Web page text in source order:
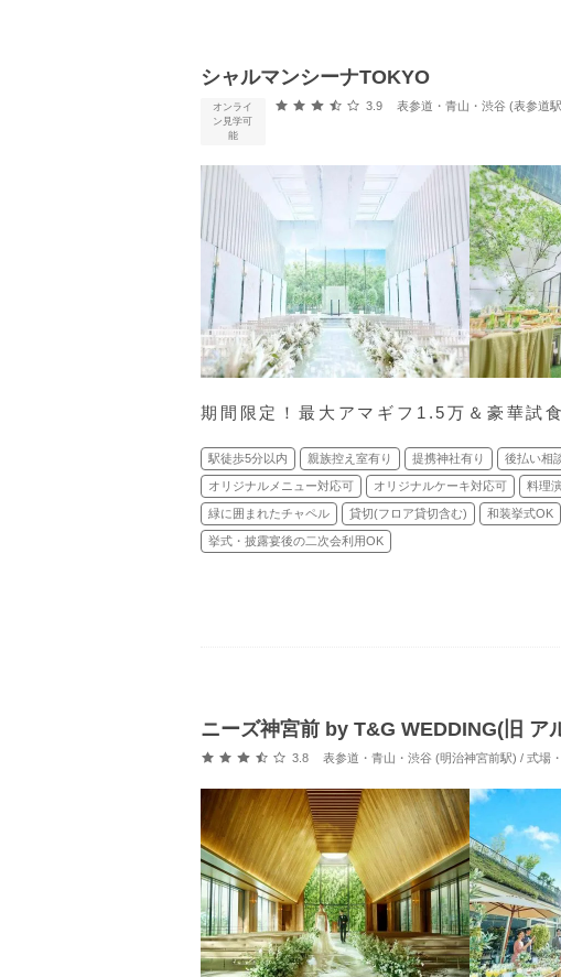
シャルマンシーナTOKYO
オンライ
ン見学可
能
口コミ評価
3.9 表参道・青山・渋谷 (表参道駅
期間限定！最大アマギフ1.5万＆豪華試
駅徒歩5分以内 親族控え室有り 提携神社有り 後払い相
オリジナルメニュー対応可 オリジナルケーキ対応可 料理
緑に囲まれたチャペル 貸切(フロア貸切含む) 和装挙式OK
挙式・披露宴後の二次会利用OK
ニーズ神宮前 by T&G WEDDING(旧 ア
口コミ評価
3.8 表参道・青山・渋谷 (明治神宮前駅) / 式場